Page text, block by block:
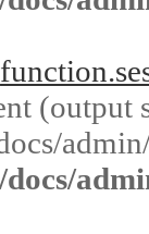
(output
docs/